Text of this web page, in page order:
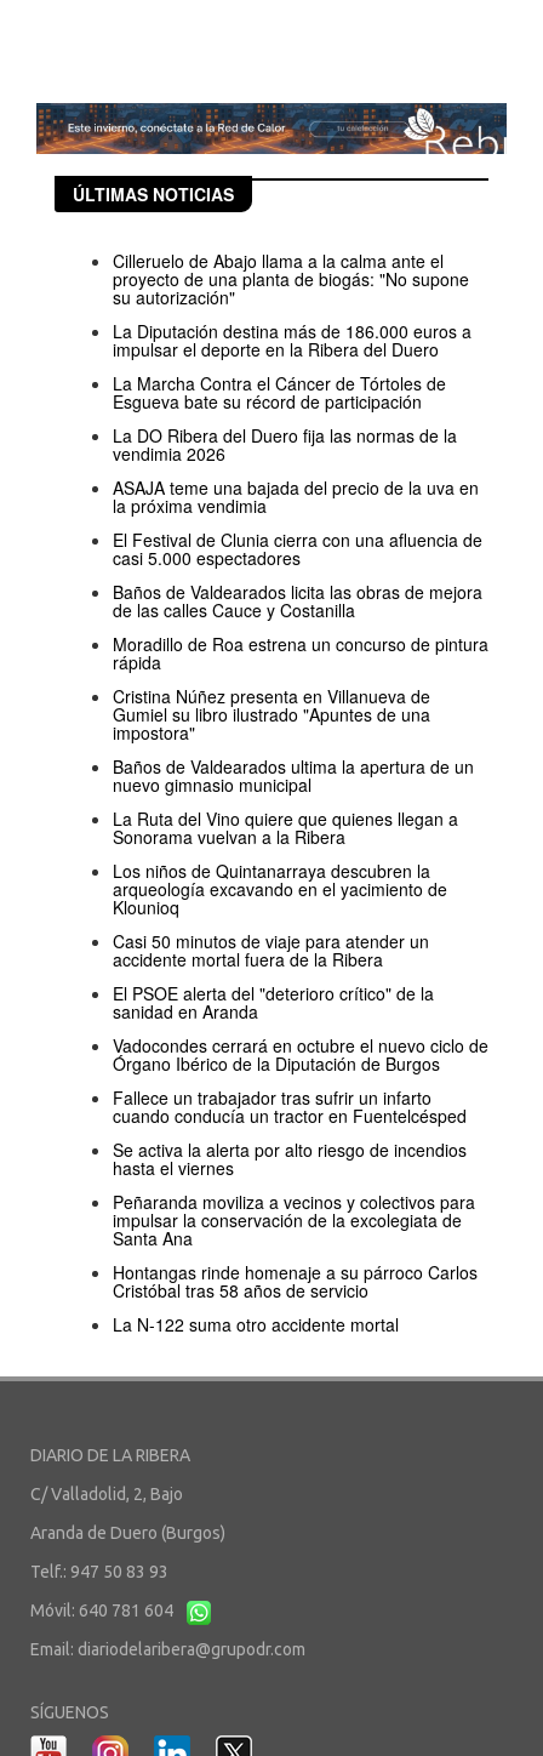
ÚLTIMAS NOTICIAS
Cilleruelo de Abajo llama a la calma ante el
proyecto de una planta de biogás: "No supone
su autorización"
La Diputación destina más de 186.000 euros a
impulsar el deporte en la Ribera del Duero
La Marcha Contra el Cáncer de Tórtoles de
Esgueva bate su récord de participación
La DO Ribera del Duero fija las normas de la
vendimia 2026
ASAJA teme una bajada del precio de la uva en
la próxima vendimia
El Festival de Clunia cierra con una afluencia de
casi 5.000 espectadores
Baños de Valdearados licita las obras de mejora
de las calles Cauce y Costanilla
Moradillo de Roa estrena un concurso de pintura
rápida
Cristina Núñez presenta en Villanueva de
Gumiel su libro ilustrado "Apuntes de una
impostora"
Baños de Valdearados ultima la apertura de un
nuevo gimnasio municipal
La Ruta del Vino quiere que quienes llegan a
Sonorama vuelvan a la Ribera
Los niños de Quintanarraya descubren la
arqueología excavando en el yacimiento de
Klounioq
Casi 50 minutos de viaje para atender un
accidente mortal fuera de la Ribera
El PSOE alerta del "deterioro crítico" de la
sanidad en Aranda
Vadocondes cerrará en octubre el nuevo ciclo de
Órgano Ibérico de la Diputación de Burgos
Fallece un trabajador tras sufrir un infarto
cuando conducía un tractor en Fuentelcésped
Se activa la alerta por alto riesgo de incendios
hasta el viernes
Peñaranda moviliza a vecinos y colectivos para
impulsar la conservación de la excolegiata de
Santa Ana
Hontangas rinde homenaje a su párroco Carlos
Cristóbal tras 58 años de servicio
La N-122 suma otro accidente mortal
DIARIO DE LA RIBERA
C/ Valladolid, 2, Bajo
Aranda de Duero (Burgos)
Telf.: 947 50 83 93
Móvil: 640 781 604
Email: diariodelaribera@grupodr.com
SÍGUENOS